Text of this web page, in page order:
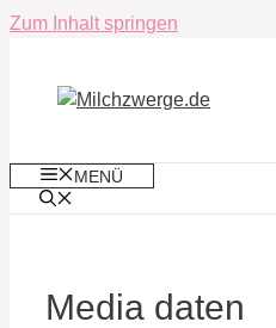
Zum Inhalt springen
MENÜ
Media daten